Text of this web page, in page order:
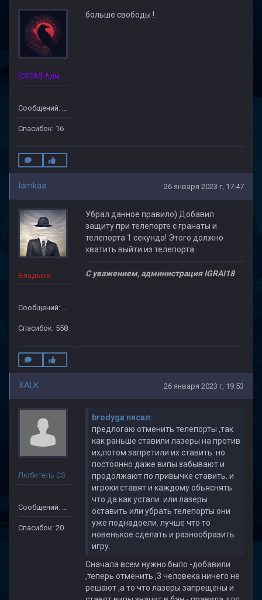
[CSDM] Администратор
Сообщений: 175
Спасибок: 16
больше свободы !
lamkaa 26 января 2023 г, 17:47
Владыка
Сообщений: 1971
Спасибок: 558
Убрал данное правило) Добавил
защиту при телепорте с гранаты и
телепорта 1 секунда! Этого должно
хватить выйти из телепорта.
С уважением, администрация IGRAI18
XALK 26 января 2023 г, 19:53
Любитель CS
Сообщений: 149
Спасибок: 20
brodyga писал:
предлогаю отменить телепорты ,так
как раньше ставили лазеры на против
их,потом запретили их ставить. но
постоянно даже випы забывают и
продолжают по привычке ставить. и
игроки ставят и каждому обьяснять
что да как устали. или лазеры
оставить или убрать телепорты они
уже поднадоели. лучше что то
новенькое сделать и разнообразить
игру.
Сначала всем нужно было -добавили
,теперь отменить ,3 человека ничего не
решают ,а то что лазеры запрещены и